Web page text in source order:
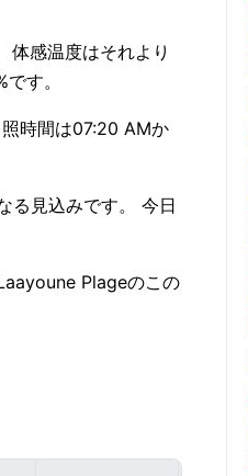
体感温度はそれより
す。
時間は07:20 AMか
る見込みです。 今日
Plageのこの